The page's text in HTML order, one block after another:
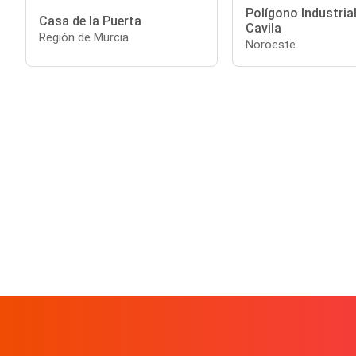
Casa de la Puerta
Región de Murcia
Polígono
Cavila
Noroeste